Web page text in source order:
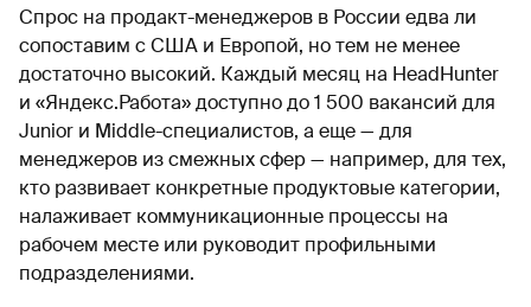
Спрос на продакт-менеджеров в России едва ли
сопоставим с США и Европой, но тем не менее
достаточно высокий. Каждый месяц на HeadHunter
и «Яндекс.Работа» доступно до 1 500 вакансий для
Junior и Middle-специалистов, а еще — для
менеджеров из смежных сфер — например, для тех,
кто развивает конкретные продуктовые категории,
налаживает коммуникационные процессы на
рабочем месте или руководит профильными
подразделениями.